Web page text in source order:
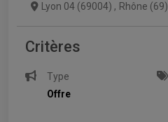
Lyon 04 (69004) , Rhône (69)
Critères
Type
Offre